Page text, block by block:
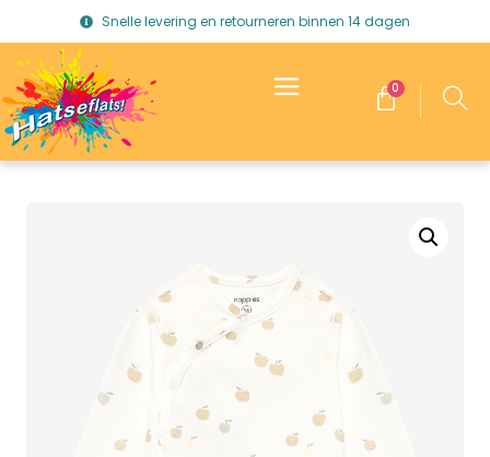
Snelle levering en retourneren binnen 14 dagen
0